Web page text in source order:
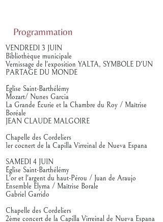
Programmation
VENDREDI 3 JUIN
Bibliothèque municipale
Vernissage de l'exposition YALTA, SYMBOLE D'UN
PARTAGE DU MONDE
Église Saint-Barthélémy
Mozart/ Nunes Garcia
La Grande Écurie et la Chambre du Roy / Maîtrise
Boréale
JEAN CLAUDE MALGOIRE
Chapelle des Cordeliers
1er cocnert de la Capilla Virreinal de Nueva Espana
SAMEDI 4 JUIN
Église Saint-Barthélémy
L'or et l'argent du haut-Pérou / Juan de Araujo
Ensemble Elyma / Maîtrise Borale
Gabriel Garrido
Chapelle des Cordeliers
2ème concert de la Capilla Virreinal de Nueva Espana